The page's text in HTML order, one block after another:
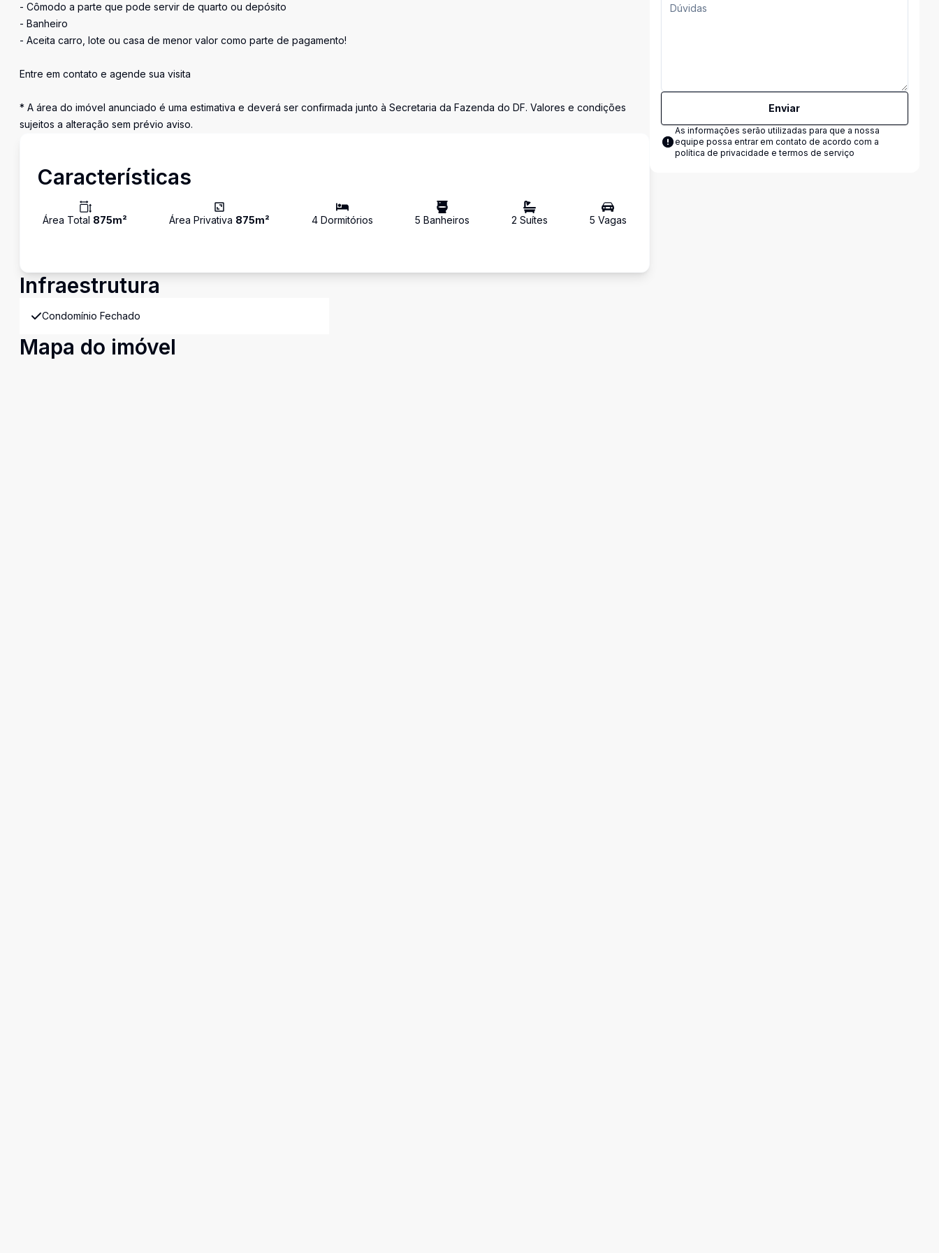
- Cômodo a parte que pode servir de quarto ou depósito
- Banheiro
- Aceita carro, lote ou casa de menor valor como parte de pagamento!
Entre em contato e agende sua visita
* A área do imóvel anunciado é uma estimativa e deverá ser confirmada junto à Secretaria da Fazenda do DF. Valores e condições
sujeitos a alteração sem prévio aviso.
Características
Área Total 875m² Área Privativa 875m² 4Dormitórios 5 Banheiros 2 Suítes 5 Vagas
Infraestrutura
Condomínio Fechado
Mapa do imóvel
Enviar
As informações serão utilizadas para que a nossa
equipe possa entrar em contato de acordo com a
política de privacidade e termos de serviço